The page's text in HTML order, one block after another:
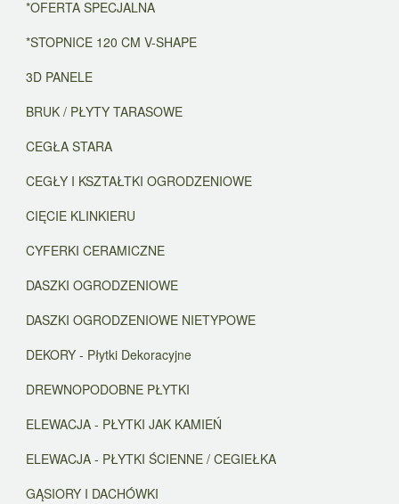
*OFERTA SPECJALNA
*STOPNICE 120 CM V-SHAPE
3D PANELE
BRUK / PŁYTY TARASOWE
CEGŁA STARA
CEGŁY I KSZTAŁTKI OGRODZENIOWE
CIĘCIE KLINKIERU
CYFERKI CERAMICZNE
DASZKI OGRODZENIOWE
DASZKI OGRODZENIOWE NIETYPOWE
DEKORY - Płytki Dekoracyjne
DREWNOPODOBNE PŁYTKI
ELEWACJA - PŁYTKI JAK KAMIEŃ
ELEWACJA - PŁYTKI ŚCIENNE / CEGIEŁKA
GĄSIORY I DACHÓWKI